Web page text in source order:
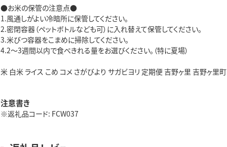
●お米の保管の注意点●
1.風通しがよい冷暗所に保管してください。
2.密閉容器（ペットボトルなども可）に入れ替えて保管してください。
3.米びつ容器をこまめに掃除してください。
4.2～3週間以内で食べきれる量をお選びください。（特に夏場）
米 白米 ライス こめ コメ さがびより サガビヨリ 定期便 吉野ヶ里 吉野ヶ里町
注意書き
※返礼品コード: FCW037